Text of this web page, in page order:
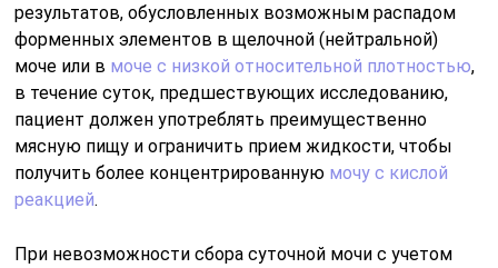
результатов, обусловленных возможным распадом
форменных элементов в щелочной (нейтральной)
моче или в моче с низкой относительной плотностью,
в течение суток, предшествующих исследованию,
пациент должен употреблять преимущественно
мясную пищу и ограничить прием жидкости, чтобы
получить более концентрированную мочу с кислой
реакцией.
При невозможности сбора суточной мочи с учетом